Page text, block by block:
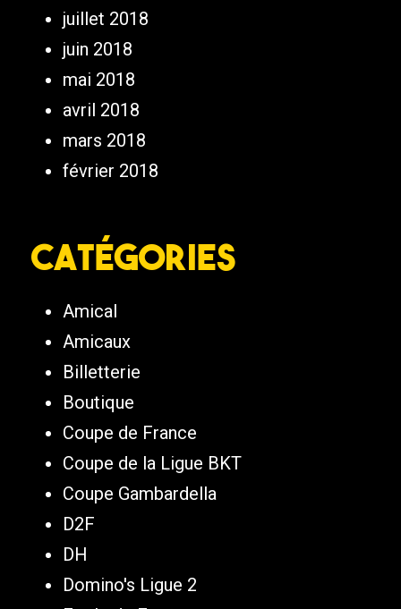
juillet 2018
juin 2018
mai 2018
avril 2018
mars 2018
février 2018
Catégories
Amical
Amicaux
Billetterie
Boutique
Coupe de France
Coupe de la Ligue BKT
Coupe Gambardella
D2F
DH
Domino's Ligue 2